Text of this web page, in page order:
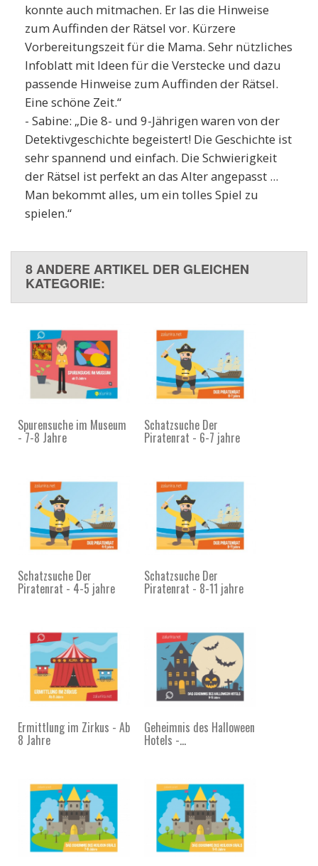
konnte auch mitmachen. Er las die Hinweise
zum Auffinden der Rätsel vor. Kürzere
Vorbereitungszeit für die Mama. Sehr nützliches
Infoblatt mit Ideen für die Verstecke und dazu
passende Hinweise zum Auffinden der Rätsel.
Eine schöne Zeit.“
- Sabine: „Die 8- und 9-Jährigen waren von der
Detektivgeschichte begeistert! Die Geschichte ist
sehr spannend und einfach. Die Schwierigkeit
der Rätsel ist perfekt an das Alter angepasst ...
Man bekommt alles, um ein tolles Spiel zu
spielen.“
8 ANDERE ARTIKEL DER GLEICHEN
KATEGORIE:
Spurensuche im Museum
- 7-8 Jahre
Schatzsuche Der
Piratenrat - 6-7 jahre
Schatzsuche Der
Piratenrat - 4-5 jahre
Schatzsuche Der
Piratenrat - 8-11 jahre
Ermittlung im Zirkus - Ab
8 Jahre
Geheimnis des Halloween
Hotels -...